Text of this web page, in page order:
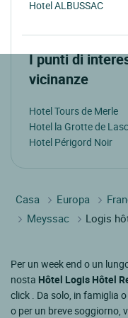
Hotel ALBUSSAC
I punti di
vicinanze
Hotel Tours de Merle
Hotel la Grotte de
Hotel Périgord Noir
Casa Europa
Meyssac
Logis
Per un week end o un
nosta Hôtel Logis Hôtel
click . Da solo, in famiglia
o per un breve soggiorno,